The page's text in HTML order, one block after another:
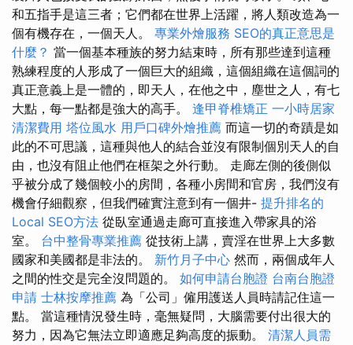
和五指手是這三者；它們都在世界上活躍，將人類改造為一
個有機存在，一個天人。 專業外燴服務 SEO的真正意思是
什麼？ 當一個基本種族的努力結束時，所有那些達到這種
熟練程度的人形成了一個巨大的組織，這個組織在這個詞的
真正意義上是一體的，即天人，在他之中，塵世之人，有七
大點，每一點都是強大的高手。 逢甲脊椎矯正 一小時居家
清潔費用 塔位風水 用戶口碑外燴推薦 而這一切的奇蹟是如
此的不可思議，這種與他人的結合並沒有限制個別天人的自
由，也沒有阻止他們在框架之外行動。 走廊左側的後側似
乎被分成了幾個較小的房間，各種小房間和官房，我們沒有
機會仔細觀察，但我們確實注意到有一個井- 提升排名的
Local SEO方法 從臥室通過走廊可直接進入帶家具的浴
室。 台中整骨專業推薦 從技術上講，賣淫在世界上大多數
國家和美國都是非法的。 新竹月子中心 然而，兩個成年人
之間的性交是完全沒問題的。 如何申請台胞證 台南台胞證
申請 士林按摩推薦 為「公司」僱用護送人員時請記住這一
點。 當這種情況發生時，毫無疑問，大腦需要付出很大的
努力，因為它無法立即適應足夠高度的振動。 清潔人員需